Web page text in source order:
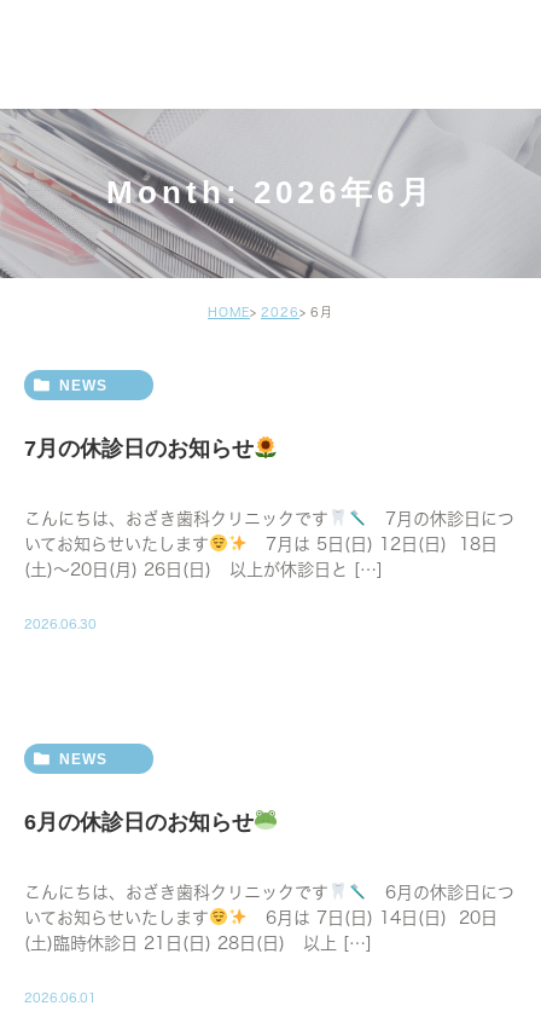
Month: 2026年6月
HOME 2026 6月
NEWS
7月の休診日のお知らせ
こんにちは、おざき歯科クリニックです
7月の休診日につ
いてお知らせいたします
7月は 5日(日) 12日(日) 18日
(土)〜20日(月) 26日(日) 以上が休診日と […]
2026.06.30
NEWS
6月の休診日のお知らせ
こんにちは、おざき歯科クリニックです
6月の休診日につ
いてお知らせいたします
6月は 7日(日) 14日(日) 20日
(土)臨時休診日 21日(日) 28日(日) 以上 […]
2026.06.01